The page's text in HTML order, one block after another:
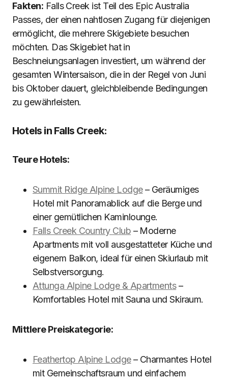
Fakten: Falls Creek ist Teil des Epic Australia
Passes, der einen nahtlosen Zugang für diejenigen
ermöglicht, die mehrere Skigebiete besuchen
möchten. Das Skigebiet hat in
Beschneiungsanlagen investiert, um während der
gesamten Wintersaison, die in der Regel von Juni
bis Oktober dauert, gleichbleibende Bedingungen
zu gewährleisten.
Hotels in Falls Creek:
Teure Hotels:
Summit Ridge Alpine Lodge– Geräumiges
Hotel mit Panoramablick auf die Berge und
einer gemütlichen Kaminlounge.
Falls Creek Country Club – Moderne
Apartments mit voll ausgestatteter Küche und
eigenem Balkon, ideal für einen Skiurlaub mit
Selbstversorgung.
Attunga Alpine Lodge & Apartments–
Komfortables Hotel mit Sauna und Skiraum.
Mittlere Preiskategorie:
Feathertop Alpine Lodge– Charmantes Hotel
mit Gemeinschaftsraum und einfachem